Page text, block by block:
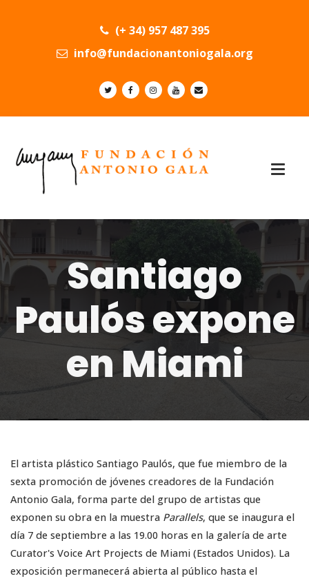
(+ 34) 957 487 395
info@fundacionantoniogala.org
Santiago
Paulós expone
en Miami
El artista plástico Santiago Paulós, que fue miembro de la
sexta promoción de jóvenes creadores de la Fundación
Antonio Gala, forma parte del grupo de artistas que
exponen su obra en la muestra Parallels, que se inaugura el
día 7 de septiembre a las 19.00 horas en la galería de arte
Curator's Voice Art Projects de Miami (Estados Unidos). La
exposición permanecerá abierta al público hasta el